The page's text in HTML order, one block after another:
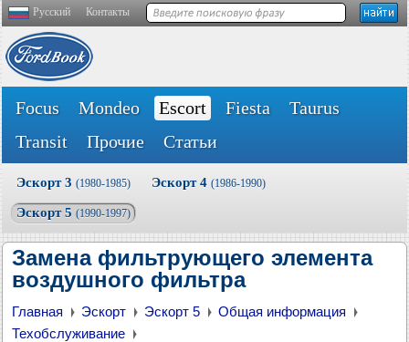
Русский Контакты
Focus Mondeo Escort Fiesta
Taurus
Transit
Прочие Статьи
Эскорт 3 (1980-1985) Эскорт 4 (1986-1990)
Эскорт 5 (1990-1997)
Замена фильтрующего элемента
воздушного фильтра
Главная Эскорт Эскорт 5
Общая информация
Техобслуживание